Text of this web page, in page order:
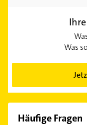
Was
Häufige Fragen